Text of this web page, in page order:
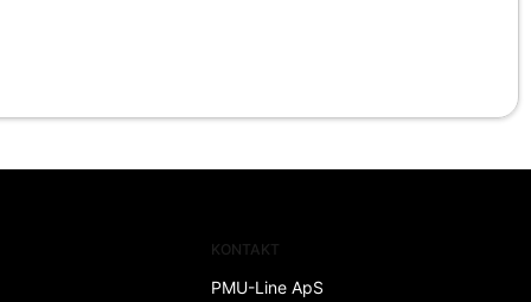
KONTAKT
PMU-Line ApS